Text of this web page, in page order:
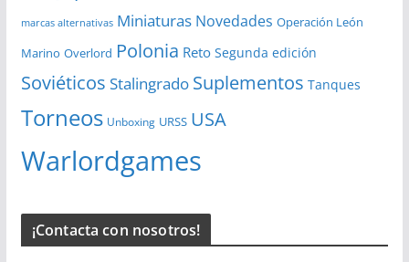
marcas alternativas Miniaturas Novedades Operación León
Marino Overlord Polonia Reto Segunda edición
Soviéticos Stalingrado Suplementos Tanques
Torneos Unboxing URSS USA
Warlordgames
¡Contacta con nosotros!